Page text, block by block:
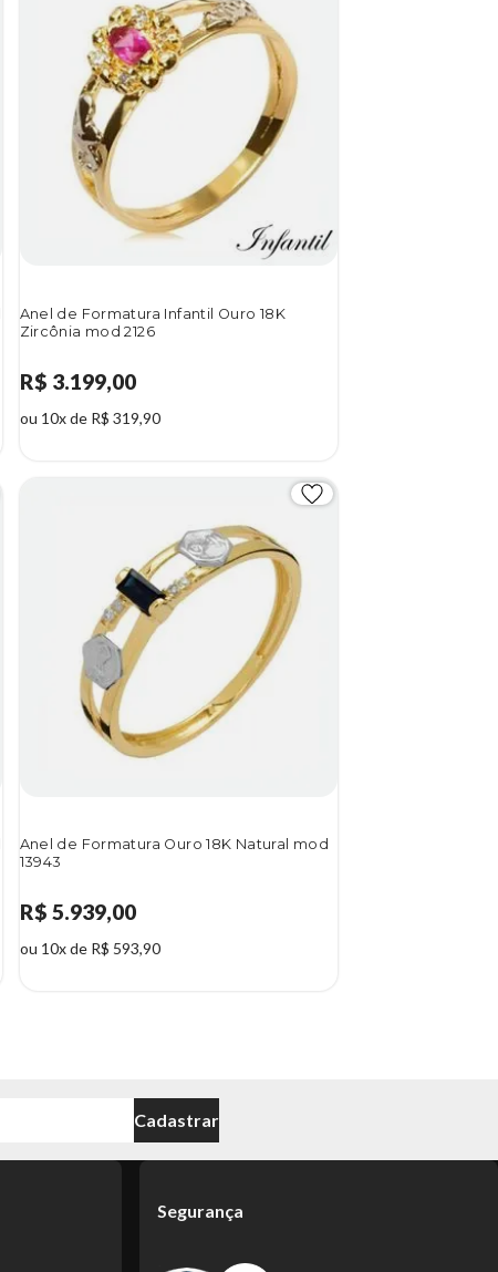
Anel de Formatura Infantil Ouro 18K
Zircônia mod 2126
R$ 3.199,00
ou 10x de R$ 319,90
Anel de Formatura Ouro 18K Natural mod
13943
R$ 5.939,00
ou 10x de R$ 593,90
Cadastrar
Segurança